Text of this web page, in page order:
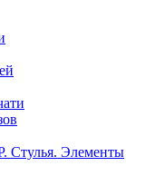
Стулья. Элементы